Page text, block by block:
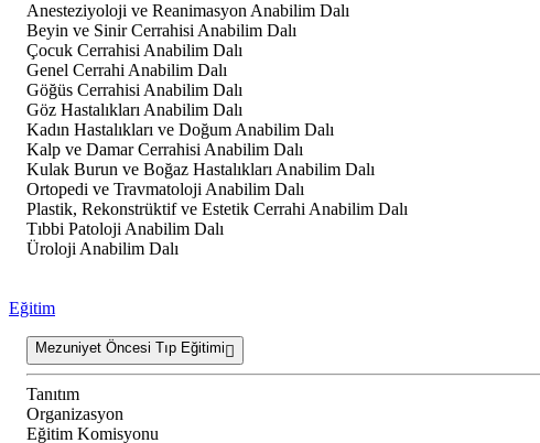
Anesteziyoloji ve Reanimasyon Anabilim Dalı
Beyin ve Sinir Cerrahisi Anabilim Dalı
Çocuk Cerrahisi Anabilim Dalı
Genel Cerrahi Anabilim Dalı
Göğüs Cerrahisi Anabilim Dalı
Göz Hastalıkları Anabilim Dalı
Kadın Hastalıkları ve Doğum Anabilim Dalı
Kalp ve Damar Cerrahisi Anabilim Dalı
Kulak Burun ve Boğaz Hastalıkları Anabilim Dalı
Ortopedi ve Travmatoloji Anabilim Dalı
Plastik, Rekonstrüktif ve Estetik Cerrahi Anabilim Dalı
Tıbbi Patoloji Anabilim Dalı
Üroloji Anabilim Dalı
Eğitim
Mezuniyet Öncesi Tıp Eğitimi
Tanıtım
Organizasyon
Eğitim Komisyonu